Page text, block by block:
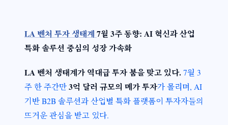
LA 벤처 투자 생태계 7월 3주 동향: AI 혁신과 산업
특화 솔루션 중심의 성장 가속화
LA 벤처 생태계가 역대급 투자 붐을 맞고 있다. 7월 3
주 한 주간만 3억 달러 규모의 메가 투자가 몰리며, AI
기반 B2B 솔루션과 산업별 특화 플랫폼이 투자자들의
뜨거운 관심을 받고 있다.